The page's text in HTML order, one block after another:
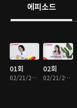
에피소드
01회
02/21/2023 • 14분
02회
02/21/2023 • 15분